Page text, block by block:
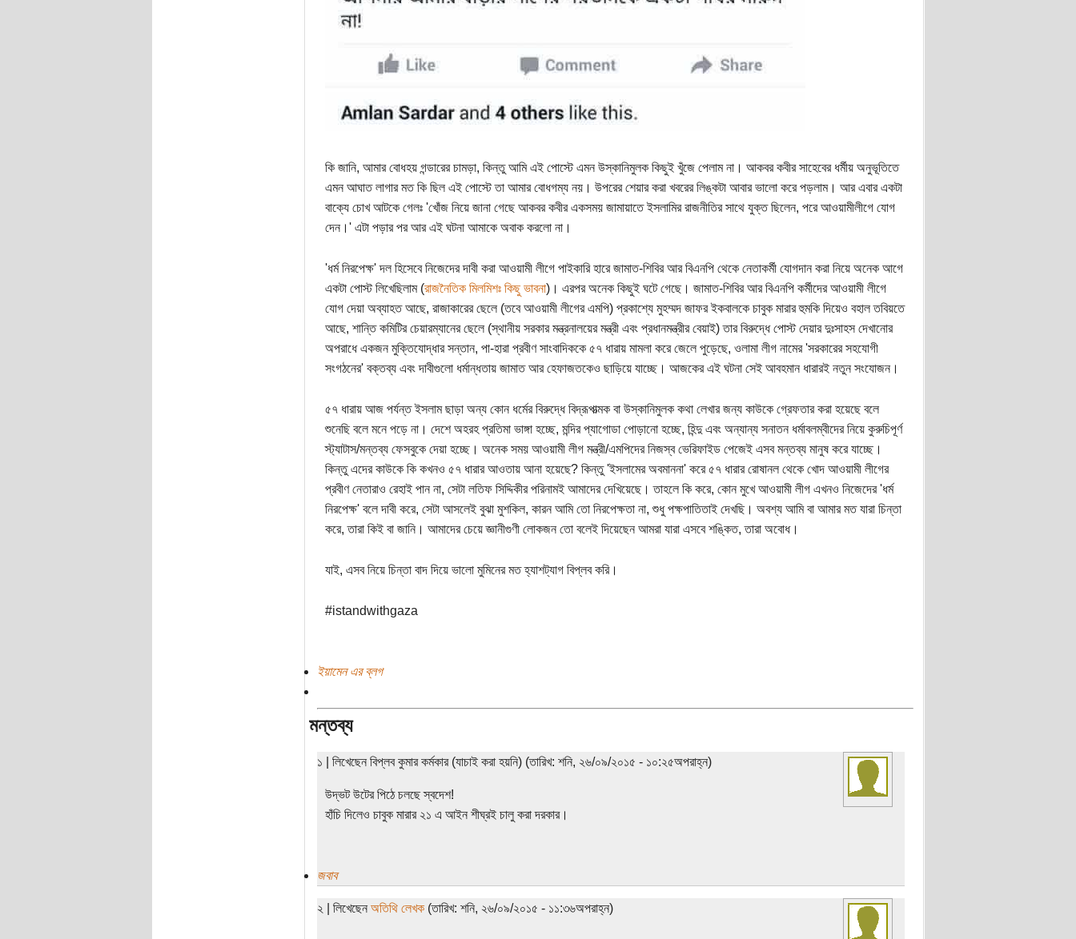
কি জানি, আমার বোধহয় গন্ডারের চামড়া, কিন্তু আমি এই পোস্টে এমন উস্কানিমুলক কিছুই খুঁজে পেলাম না। আকবর কবীর সাহেবের ধর্মীয় অনুভূতিতে
এমন আঘাত লাগার মত কি ছিল এই পোস্টে তা আমার বোধগম্য নয়। উপরের শেয়ার করা খবরের লিঙ্কটা আবার ভালো করে পড়লাম। আর এবার একটা
বাক্যে চোখ আটকে গেলঃ 'খোঁজ নিয়ে জানা গেছে আকবর কবীর একসময় জামায়াতে ইসলামির রাজনীতির সাথে যুক্ত ছিলেন, পরে আওয়ামীলীগে যোগ
দেন।' এটা পড়ার পর আর এই ঘটনা আমাকে অবাক করলো না।
'ধর্ম নিরপেক্ষ' দল হিসেবে নিজেদের দাবী করা আওয়ামী লীগে পাইকারি হারে জামাত-শিবির আর বিএনপি থেকে নেতাকর্মী যোগদান করা নিয়ে অনেক আগে
একটা পোস্ট লিখেছিলাম (রাজনৈতিক মিলমিশঃ কিছু ভাবনা)। এরপর অনেক কিছুই ঘটে গেছে। জামাত-শিবির আর বিএনপি কর্মীদের আওয়ামী লীগে
যোগ দেয়া অব্যাহত আছে, রাজাকারের ছেলে (তবে আওয়ামী লীগের এমপি) প্রকাশ্যে মুহম্মদ জাফর ইকবালকে চাবুক মারার হুমকি দিয়েও বহাল তবিয়তে
আছে, শান্তি কমিটির চেয়ারম্যানের ছেলে (স্থানীয় সরকার মন্ত্রনালয়ের মন্ত্রী এবং প্রধানমন্ত্রীর বেয়াই) তার বিরুদ্ধে পোস্ট দেয়ার দুঃসাহস দেখানোর
অপরাধে একজন মুক্তিযোদ্ধার সন্তান, পা-হারা প্রবীণ সাংবাদিককে ৫৭ ধারায় মামলা করে জেলে পুড়েছে, ওলামা লীগ নামের 'সরকারের সহযোগী
সংগঠনের' বক্তব্য এবং দাবীগুলো ধর্মান্ধতায় জামাত আর হেফাজতকেও ছাড়িয়ে যাচ্ছে। আজকের এই ঘটনা সেই আবহমান ধারারই নতুন সংযোজন।
৫৭ ধারায় আজ পর্যন্ত ইসলাম ছাড়া অন্য কোন ধর্মের বিরুদ্ধে বিদ্রূপাত্মক বা উস্কানিমুলক কথা লেখার জন্য কাউকে গ্রেফতার করা হয়েছে বলে
শুনেছি বলে মনে পড়ে না। দেশে অহরহ প্রতিমা ভাঙ্গা হচ্ছে, মন্দির প্যাগোডা পোড়ানো হচ্ছে, হিন্দু এবং অন্যান্য সনাতন ধর্মাবলম্বীদের নিয়ে কুরুচিপূর্ণ
স্ট্যাটাস/মন্তব্য ফেসবুকে দেয়া হচ্ছে। অনেক সময় আওয়ামী লীগ মন্ত্রী/এমপিদের নিজস্ব ভেরিফাইড পেজেই এসব মন্তব্য মানুষ করে যাচ্ছে।
কিন্তু এদের কাউকে কি কখনও ৫৭ ধারার আওতায় আনা হয়েছে? কিন্তু 'ইসলামের অবমাননা' করে ৫৭ ধারার রোষানল থেকে খোদ আওয়ামী লীগের
প্রবীণ নেতারাও রেহাই পান না, সেটা লতিফ সিদ্দিকীর পরিনামই আমাদের দেখিয়েছে। তাহলে কি করে, কোন মুখে আওয়ামী লীগ এখনও নিজেদের 'ধর্ম
নিরপেক্ষ' বলে দাবী করে, সেটা আসলেই বুঝা মুশকিল, কারন আমি তো নিরপেক্ষতা না, শুধু পক্ষপাতিতাই দেখছি। অবশ্য আমি বা আমার মত যারা চিন্তা
করে, তারা কিই বা জানি। আমাদের চেয়ে জ্ঞানীগুণী লোকজন তো বলেই দিয়েছেন আমরা যারা এসবে শঙ্কিত, তারা অবোধ।
যাই, এসব নিয়ে চিন্তা বাদ দিয়ে ভালো মুমিনের মত হ্যাশট্যাগ বিপ্লব করি।
#istandwithgaza
ইয়ামেন এর ব্লগ
মন্তব্য
১ | লিখেছেন বিপ্লব কুমার কর্মকার (যাচাই করা হয়নি) (তারিখ: শনি, ২৬/০৯/২০১৫ - ১০:২৫অপরাহ্ন)
উদ্ভট উটের পিঠে চলছে স্বদেশ!
হাঁচি দিলেও চাবুক মারার ২১ এ আইন শীঘ্রই চালু করা দরকার।
জবাব
২ | লিখেছেন অতিথি লেখক(তারিখ: শনি, ২৬/০৯/২০১৫ - ১১:৩৬অপরাহ্ন)